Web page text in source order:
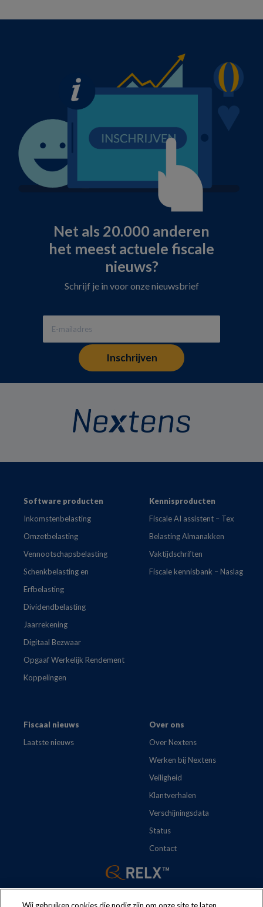
Net als 20.000 anderen
het meest actuele fiscale
nieuws?
Schrijf je in voor onze nieuwsbrief
FooterSoftware producten
Inkomstenbelasting
Omzetbelasting
Vennootschapsbelasting
Schenkbelasting en
Erfbelasting
Dividendbelasting
Jaarrekening
Digitaal Bezwaar
Opgaaf Werkelijk Rendement
Koppelingen
Kennisproducten
Fiscale AI assistent – Tex
Belasting Almanakken
Vaktijdschriften
Fiscale kennisbank – Naslag
Fiscaal nieuws
Laatste nieuws
Over ons
Over Nextens
Werken bij Nextens
Veiligheid
Klantverhalen
Verschijningsdata
Status
Contact